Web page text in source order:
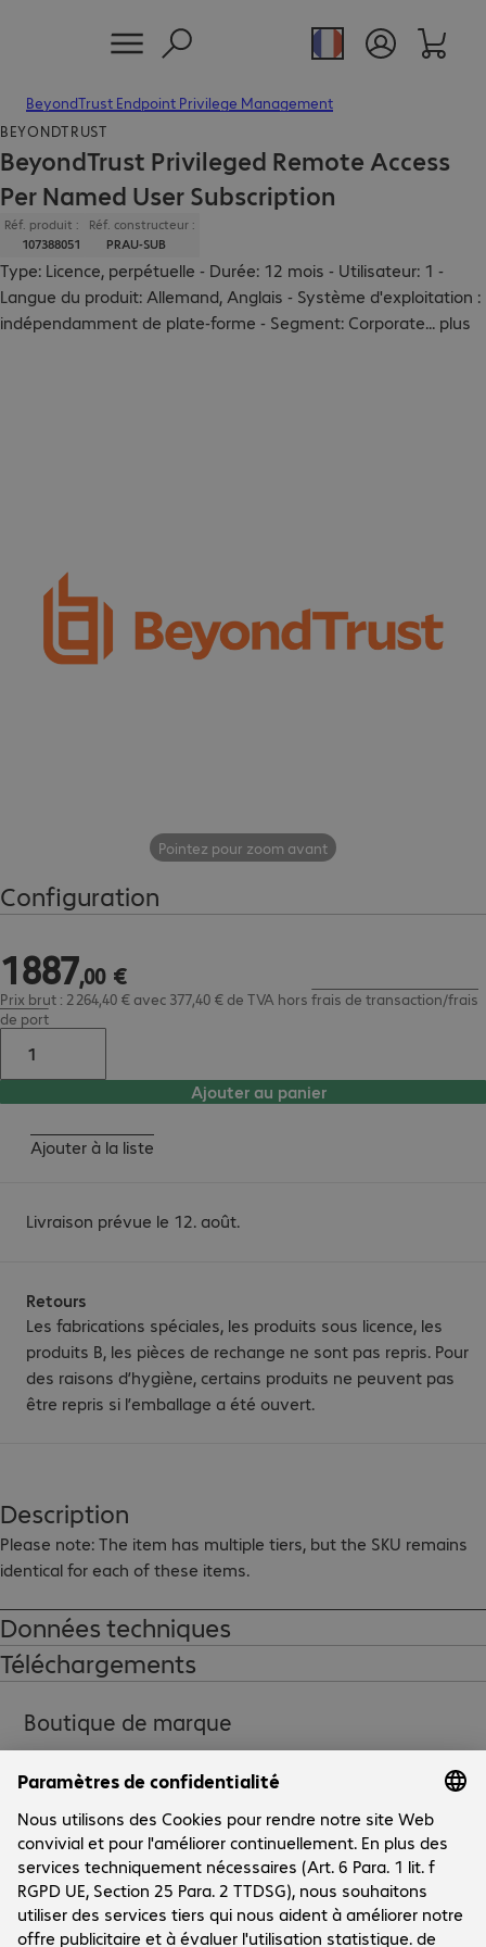
BeyondTrust Endpoint Privilege Management
Pointez pour zoom avant
BEYONDTRUST
BeyondTrust Privileged Remote Access
Per Named User Subscription
Réf. produit :
107388051
Réf. constructeur :
PRAU-SUB
Type: Licence, perpétuelle - Durée: 12 mois - Utilisateur: 1 -
Langue du produit: Allemand, Anglais - Système d'exploitation :
indépendamment de plate-forme - Segment: Corporate... plus
Configuration
1887,00 €
1 887,00 €
Prix brut : 2 264,40 € avec 377,40 € de TVA hors frais de transaction/frais
de port
Ajouter au panier
Ajouter à la liste
Livraison prévue le 12. août.
Retours
Les fabrications spéciales, les produits sous licence, les
produits B, les pièces de rechange ne sont pas repris. Pour
des raisons d’hygiène, certains produits ne peuvent pas
être repris si l’emballage a été ouvert.
Description
Please note: The item has multiple tiers, but the SKU remains
identical for each of these items.
Données techniques
Téléchargements
Boutique de marque